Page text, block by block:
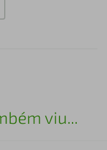
viu...